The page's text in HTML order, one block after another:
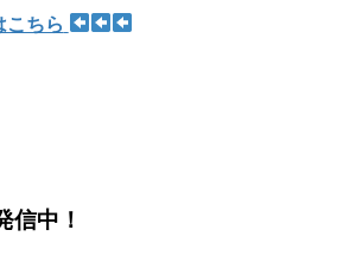
ちら
信中！